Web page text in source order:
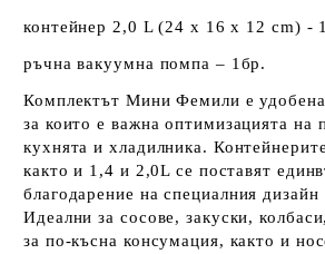
контейнер 2,0 L (24 х 16 х 12 cm) -
ръчна вакуумна помпа – 1бр.
Комплектът Мини Фемили е удобена
за които е важна оптимизацията на
кухнята и хладилника.
както и 1,4 и 2,0L се поставят
благодарение на специалния дизайн
Идеални за сосове, закуски,
за по-късна консумация, както и